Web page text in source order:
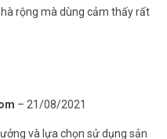
rộng mà dùng cảm thấy rất
– 21/08/2021
và lựa chọn sử dụng sản